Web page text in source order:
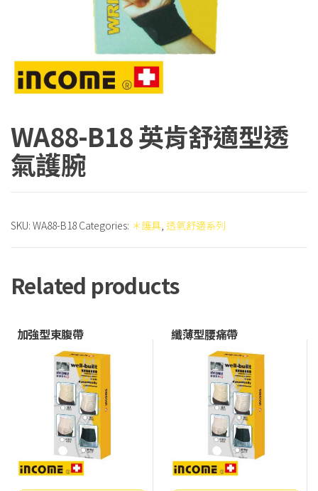
WA88-B18 英肯舒適型透
氣護腕
SKU: WA88-B18 Categories: ＊護具, 透氣舒適系列
Related products
加強型束腹帶 纖薄型腰痛帶